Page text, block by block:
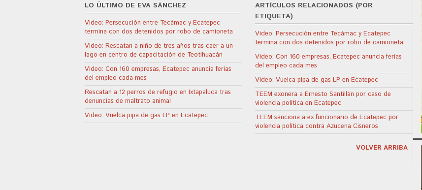
LO ÚLTIMO DE EVA SÁNCHEZ
Video: Persecución entre Tecámac y Ecatepec
termina con dos detenidos por robo de camioneta
Video: Rescatan a niño de tres años tras caer a un
lago en centro de capacitación de Teotihuacán
Video: Con 160 empresas, Ecatepec anuncia ferias
del empleo cada mes
Rescatan a 12 perros de refugio en Ixtapaluca tras
denuncias de maltrato animal
Video: Vuelca pipa de gas LP en Ecatepec
ARTÍCULOS RELACIONADOS (POR
ETIQUETA)
Video: Persecución entre Tecámac y Ecatepec
termina con dos detenidos por robo de camioneta
Video: Con 160 empresas, Ecatepec anuncia ferias
del empleo cada mes
Video: Vuelca pipa de gas LP en Ecatepec
TEEM exonera a Ernesto Santillán por caso de
violencia política en Ecatepec
TEEM sanciona a ex funcionario de Ecatepec por
violencia política contra Azucena Cisneros
VOLVER ARRIBA